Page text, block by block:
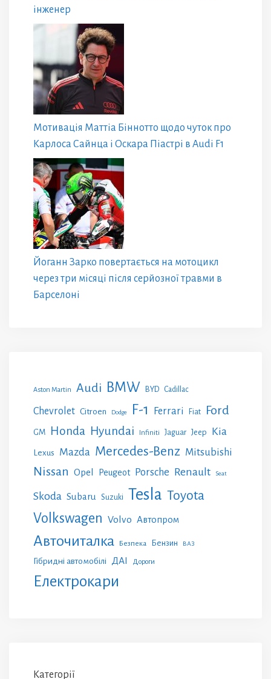
інженер
Мотивація Маттіа Біннотто щодо чуток про
Карлоса Сайнца і Оскара Піастрі в Audi F1
Йоганн Зарко повертається на мотоцикл
через три місяці після серйозної травми в
Барселоні
Aston Martin Audi BMW BYD Cadillac
Chevrolet Citroen Dodge F-1 Ferrari Fiat Ford
GM Honda Hyundai Infiniti Jaguar Jeep Kia
Lexus Mazda Mercedes-Benz Mitsubishi
Nissan Opel Peugeot Porsche Renault Seat
Skoda Subaru Suzuki Tesla Toyota
Volkswagen Volvo Автопром
Авточиталка Безпека Бензин ВАЗ
Гібридні автомобілі ДАІ Дороги
Електрокари
Категорії